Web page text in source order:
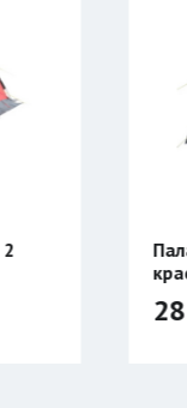
ATLANT 3
₽